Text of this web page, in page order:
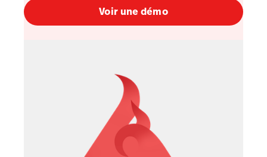
Voir une démo